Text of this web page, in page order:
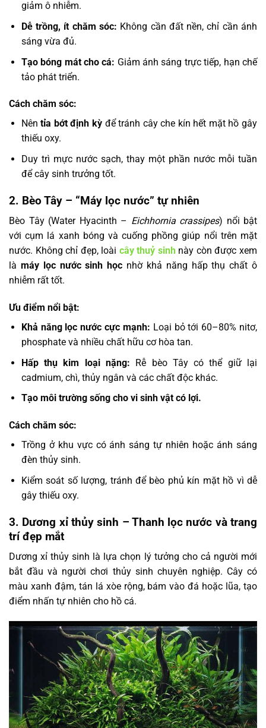
giảm ô nhiễm.
Dễ trồng, ít chăm sóc: Không cần đất nền, chỉ cần ánh
sáng vừa đủ.
Tạo bóng mát cho cá: Giảm ánh sáng trực tiếp, hạn chế
tảo phát triển.
Cách chăm sóc:
Nêntỉa bớt định kỳ để tránh cây che kín hết mặt hồ gây
thiếu oxy.
Duy trì mực nước sạch, thay một phần nước mỗi tuần
để cây sinh trưởng tốt.
2. Bèo Tây – “Máy lọc nước” tự nhiên
Bèo Tây (Water Hyacinth – Eichhornia crassipes) nổi bật
với cụm lá xanh bóng và cuống phồng giúp nổi trên mặt
nước. Không chỉ đẹp, loài cây thuỷ sinhnày còn được xem
là máy lọc nước sinh học nhờ khả năng hấp thụ chất ô
nhiễm rất tốt.
Ưu điểm nổi bật:
Khả năng lọc nước cực mạnh: Loại bỏ tới 60–80% nitơ,
phosphate và nhiều chất hữu cơ hòa tan.
Hấp thụ kim loại nặng: Rễ bèo Tây có thể giữ lại
cadmium, chì, thủy ngân và các chất độc khác.
Tạo môi trường sống cho vi sinh vật có lợi.
Cách chăm sóc:
Trồng ở khu vực có ánh sáng tự nhiên hoặc ánh sáng
đèn thủy sinh.
Kiểm soát số lượng, tránh để bèo phủ kín mặt hồ vì dễ
gây thiếu oxy.
3. Dương xỉ thủy sinh – Thanh lọc nước và trang
trí đẹp mắt
Dương xỉ thủy sinh là lựa chọn lý tưởng cho cả người mới
bắt đầu và người chơi thủy sinh chuyên nghiệp. Cây có
màu xanh đậm, tán lá xòe rộng, bám vào đá hoặc lũa, tạo
điểm nhấn tự nhiên cho hồ cá.